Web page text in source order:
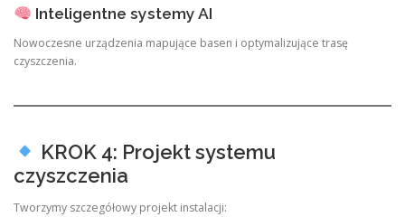
Inteligentne systemy AI
Nowoczesne urządzenia mapujące basen i optymalizujące trasę
czyszczenia.
KROK 4: Projekt systemu
czyszczenia
Tworzymy szczegółowy projekt instalacji: